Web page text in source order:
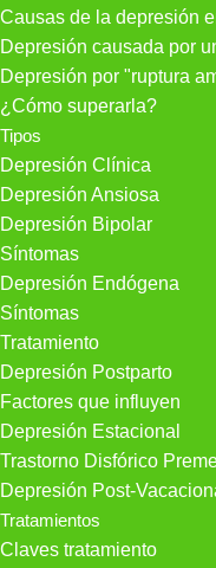
Causas de la depresión
Depresión causada por
Depresión por "ruptura
¿Cómo superarla?
Tipos
Depresión Clínica
Depresión Ansiosa
Depresión Bipolar
Síntomas
Depresión Endógena
Síntomas
Tratamiento
Depresión Postparto
Factores que influyen
Depresión Estacional
Trastorno Disfórico
Depresión Post-
Tratamientos
Claves tratamiento